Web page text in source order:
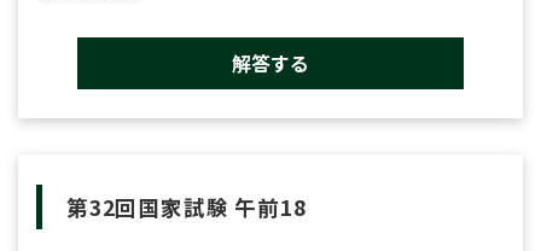
解答する
第32回国家試験 午前18